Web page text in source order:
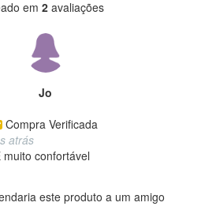
em 2avaliações
Jo
Compra Verificada
atrás
confortável
este produto a um amigo